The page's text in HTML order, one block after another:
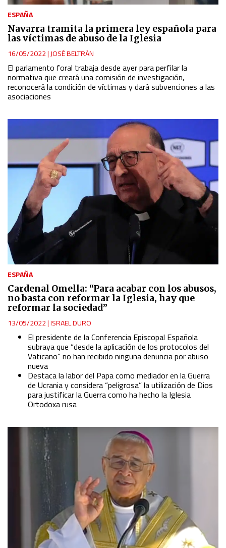
ESPAÑA
Navarra tramita la primera ley española para
las víctimas de abuso de la Iglesia
16/05/2022|JOSÉ BELTRÁN
El parlamento foral trabaja desde ayer para perfilar la
normativa que creará una comisión de investigación,
reconocerá la condición de víctimas y dará subvenciones a las
asociaciones
ESPAÑA
Cardenal Omella: “Para acabar con los abusos,
no basta con reformar la Iglesia, hay que
reformar la sociedad”
13/05/2022|ISRAEL DURO
El presidente de la Conferencia Episcopal Española
subraya que “desde la aplicación de los protocolos del
Vaticano” no han recibido ninguna denuncia por abuso
nueva
Destaca la labor del Papa como mediador en la Guerra
de Ucrania y considera “peligrosa” la utilización de Dios
para justificar la Guerra como ha hecho la Iglesia
Ortodoxa rusa